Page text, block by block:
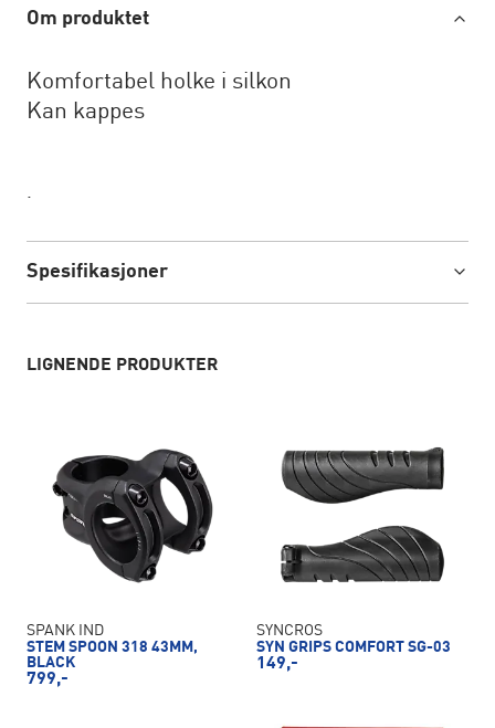
Om produktet
Komfortabel holke i silkon
Kan kappes
.
Spesifikasjoner
LIGNENDE PRODUKTER
SPANK IND
STEM SPOON 318 43MM,
BLACK
799,-
SYNCROS
SYN GRIPS COMFORT SG-03
149,-